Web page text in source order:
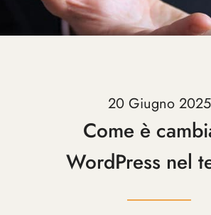
20 Giugno 2025
Come è
WordPress nel